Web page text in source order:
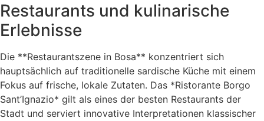
Restaurants und kulinarische
Erlebnisse
Die **Restaurantszene in Bosa** konzentriert sich
hauptsächlich auf traditionelle sardische Küche mit einem
Fokus auf frische, lokale Zutaten. Das *Ristorante Borgo
Sant’Ignazio* gilt als eines der besten Restaurants der
Stadt und serviert innovative Interpretationen klassischer